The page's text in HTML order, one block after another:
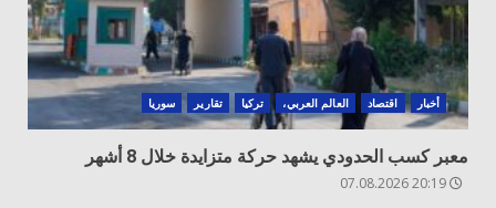
أخبار اقتصاد العالم العربي، تركيا تقارير سوريا
معبر كسب الحدودي يشهد حركة متزايدة خلال 8 أشهر